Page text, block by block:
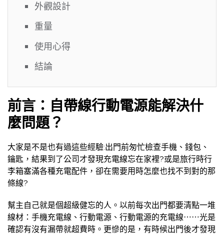
外觀設計
重量
使用心得
結論
前言：自帶線行動電源能解決什
麼問題？
大家是不是也有過這些經驗:出門前匆忙檢查手機、錢包、
鑰匙，結果到了公司才發現充電線忘在家裡?或是旅行時行
李箱塞滿各種充電配件，卻在需要用時怎麼也找不到對的那
條線?
幫主自己就是個超級健忘的人。以前每次出門都要清點一堆
線材：手機充電線、行動電源、行動電源的充電線⋯⋯光是
確認有沒有漏帶就超費時。更慘的是，有時候出門後才發現